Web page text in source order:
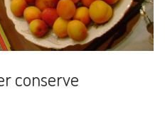
conserve